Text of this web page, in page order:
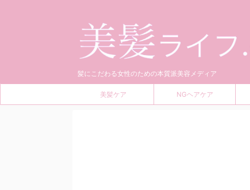
髪にこだわる女性のための本質派美容メディア
美髪ケア NGヘアケア